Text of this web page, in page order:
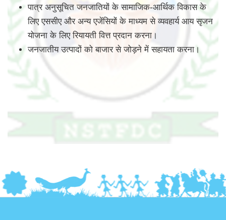
पात्र अनुसूचित जनजातियों के सामाजिक-आर्थिक विकास के
लिए एससीए और अन्य एजेंसियों के माध्यम से व्यवहार्य आय सृजन
योजना के लिए रियायती वित्त प्रदान करना।
जनजातीय उत्पादों को बाजार से जोड़ने में सहायता करना।